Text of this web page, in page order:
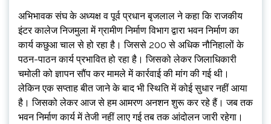
अभिभावक संघ के अध्यक्ष व पूर्व प्रधान बृजलाल ने कहा कि राजकीय
इंटर कालेज निजमुला में ग्रामीण निर्माण विभाग द्वारा भवन निर्माण का
कार्य कछुआ चाल से हो रहा है। जिससे 200 से अधिक नौनिहालों के
पठन-पाठन कार्य प्रभावित हो रहा है। जिसको लेकर जिलाधिकारी
चमोली को ज्ञापन सौंप कर मामले में कार्रवाई की मांग की गई थी।
लेकिन एक सप्ताह बीत जाने के बाद भी स्थिति में कोई सुधार नहीं आया
है। जिसको लेकर आज से हम आमरण अनशन शुरू कर रहे हैं। जब तक
भवन निर्माण कार्य में तेजी नहीं लाए गई तब तक आंदोलन जारी रहेगा।